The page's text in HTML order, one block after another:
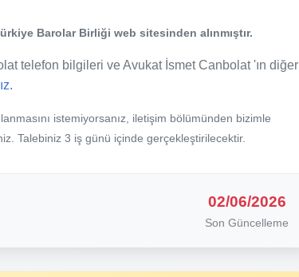
Barolar Birliği web sitesinden alınmıştır.
telefon bilgileri ve Avukat İsmet Canbolat 'ın diğer
istemiyorsanız, iletişim bölümünden bizimle
Talebiniz 3 iş günü içinde gerçekleştirilecektir.
02/06/2026
Son Güncelleme